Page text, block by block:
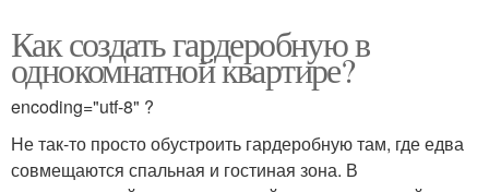
Как создать гардеробную в
однокомнатной квартире?
encoding="utf-8" ?
Не так-то просто обустроить гардеробную там, где едва
совмещаются спальная и гостиная зона. В